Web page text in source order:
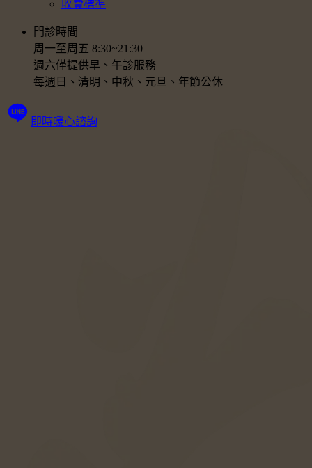
收費標準
門診時間
周一至周五 8:30~21:30
週六僅提供早、午診服務
每週日、清明、中秋、元旦、年節公休
即時暖心諮詢